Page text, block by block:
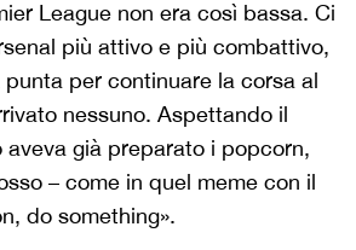
League non era così bassa. Ci
più attivo e più combattivo,
per continuare la corsa al
nessuno. Aspettando il
aveva già preparato i popcorn,
– come in quel meme con il
do something».